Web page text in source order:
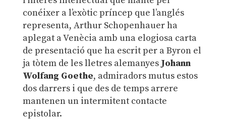
conéixer a l’exòtic príncep que l’anglés
representa, Arthur Schopenhauer ha
aplegat a Venècia amb una elogiosa carta
de presentació que ha escrit per a Byron el
ja tòtem de les lletres alemanyes Johann
Wolfang Goethe, admiradors mutus estos
dos darrers i que des de temps arrere
mantenen un intermitent contacte
epistolar.